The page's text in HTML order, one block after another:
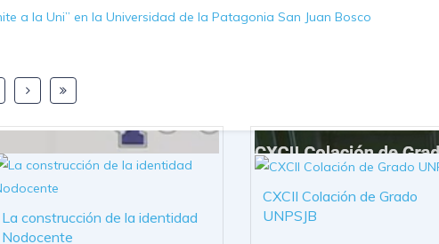
a la Uni” en la Universidad de la Patagonia San Juan Bosco
La construcción de la identidad
Nodocente
CXCII Colación de Grado
UNPSJB